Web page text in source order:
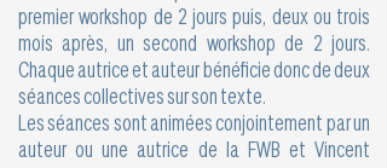
premier workshop de 2 jours puis, deux ou trois
mois après, un second workshop de 2 jours.
Chaque autrice et auteur bénéficie donc de deux
séances collectives sur son texte.
Les séances sont animées conjointement par un
auteur ou une autrice de la FWB et Vincent